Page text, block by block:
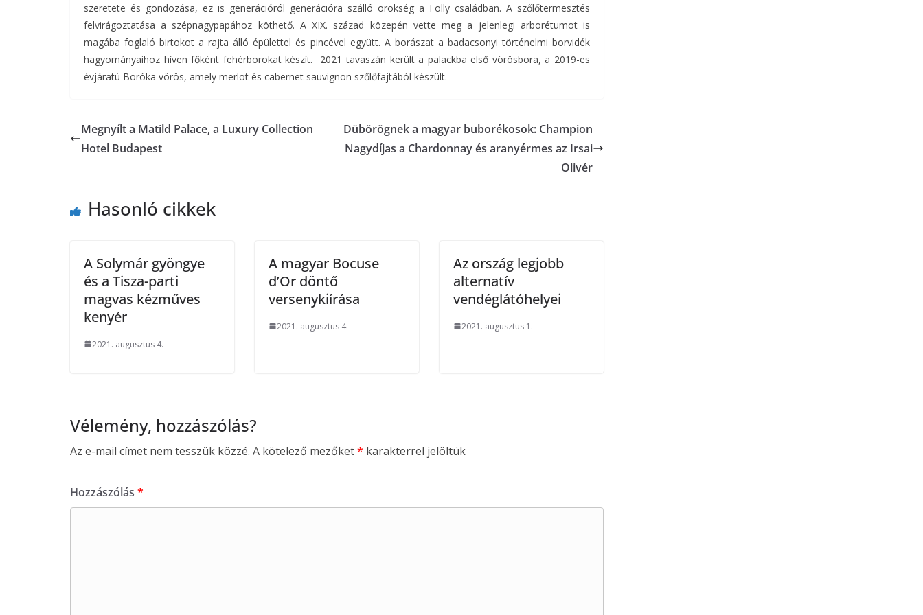
szeretete és gondozása, ez is generációról generációra szálló örökség a Folly családban. A szőlőtermesztés
felvirágoztatása a szépnagypapához köthető. A XIX. század közepén vette meg a jelenlegi arborétumot is
magába foglaló birtokot a rajta álló épülettel és pincével együtt. A borászat a badacsonyi történelmi borvidék
hagyományaihoz híven főként fehérborokat készít. 2021 tavaszán került a palackba első vörösbora, a 2019-es
évjáratú Boróka vörös, amely merlot és cabernet sauvignon szőlőfajtából készült.
Megnyílt a Matild Palace, a Luxury Collection
Hotel Budapest
Dübörögnek a magyar buborékosok: Champion
Nagydíjas a Chardonnay és aranyérmes az Irsai
Olivér
Hasonló cikkek
A Solymár gyöngye
és a Tisza-parti
magvas kézműves
kenyér
2021. augusztus 4.
A magyar Bocuse
d’Or döntő
versenykiírása
2021. augusztus 4.
Az ország legjobb
alternatív
vendéglátóhelyei
2021. augusztus 1.
Vélemény, hozzászólás?
Az e-mail címet nem tesszük közzé. A kötelező mezőket* karakterrel jelöltük
Hozzászólás *